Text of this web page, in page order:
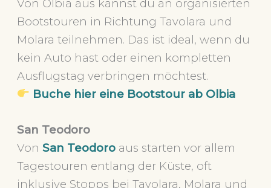
Von Olbia aus kannst du an organisierten
Bootstouren in Richtung Tavolara und
Molara teilnehmen. Das ist ideal, wenn du
kein Auto hast oder einen kompletten
Ausflugstag verbringen möchtest.
Buche hier eine Bootstour ab Olbia
San Teodoro
VonSan Teodoro aus starten vor allem
Tagestouren entlang der Küste, oft
inklusive Stopps bei Tavolara, Molara und